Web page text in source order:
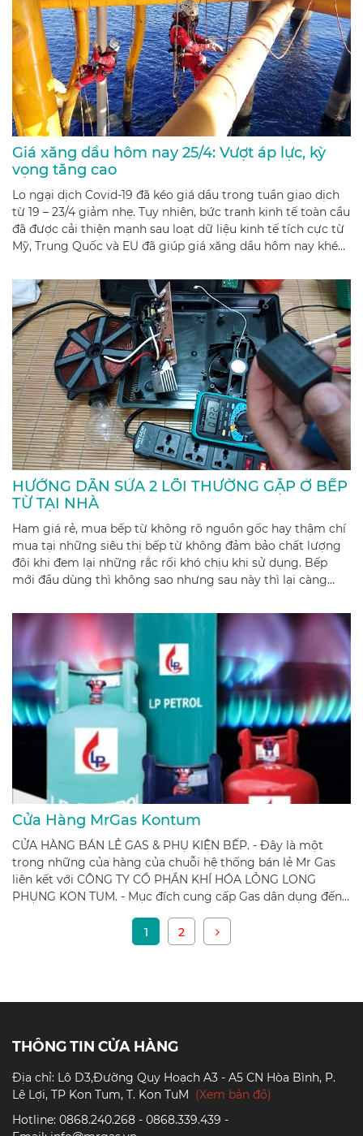
Giá xăng dầu hôm nay 25/4: Vượt áp lực, kỳ
vọng tăng cao
Lo ngại dịch Covid-19 đã kéo giá dầu trong tuần giao dịch
từ 19 – 23/4 giảm nhẹ. Tuy nhiên, bức tranh kinh tế toàn cầu
đã được cải thiện mạnh sau loạt dữ liệu kinh tế tích cực từ
Mỹ, Trung Quốc và EU đã giúp giá xăng dầu hôm nay khép
HƯỚNG DẪN SỬA 2 LỖI THƯỜNG GẶP Ở BẾP
TỪ TẠI NHÀ
Ham giá rẻ, mua bếp từ không rõ nguồn gốc hay thậm chí
mua tại những siêu thị bếp từ không đảm bảo chất lượng
đôi khi đem lại những rắc rối khó chịu khi sử dụng. Bếp
mới đầu dùng thì không sao nhưng sau này thì lại càng
để mang bếp từ ra tận nơi mua để bảo hành nên chắc chắn
các bạn rất muốn tìm cách sửa bếp ngay tại nhà.
Cửa Hàng MrGas Kontum
CỬA HÀNG BÁN LẺ GAS & PHỤ KIỆN BẾP. - Đây là một
trong những của hàng của chuỗi hệ thống bán lẻ Mr Gas
liên kết với CÔNG TY CỔ PHẦN KHÍ HÓA LỎNG LONG
PHỤNG KON TUM. - Mục đích cung cấp Gas dân dụng đến
ăn tập thể trên địa bàn Kontum - Gialai Địa chỉ: Lô
D3,Đường Quy Hoạch A3 - A5 CN Hòa Bình, P. Lê Lợi, TP
1 2
THÔNG TIN CỬA HÀNG
Địa chỉ: Lô D3,Đường Quy Hoạch A3 - A5 CN Hòa Bình, P.
Lê Lợi, TP Kon Tum, T. Kon TuM (Xem bản đồ)
Hotline: 0868.240.268 - 0868.339.439 -